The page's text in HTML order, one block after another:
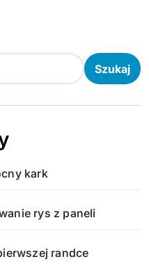
Szukaj
kark
rys z paneli
randce